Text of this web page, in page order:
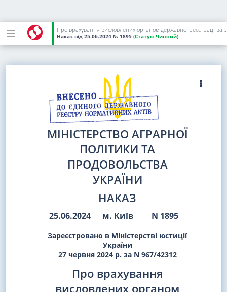
Про врахування висловлених органом державної реєстрації зауважень до наказу Міністерства аграрної політики та продовольства України від 06 червня 2024 року N 1759
Наказ від 25.06.2024 № 1895 (Статус: Чинний)
МІНІСТЕРСТВО АГРАРНОЇ
ПОЛІТИКИ ТА
ПРОДОВОЛЬСТВА
УКРАЇНИ
НАКАЗ
25.06.2024 м. Київ N 1895
Зареєстровано в Міністерстві юстиції
України
27 червня 2024 р. за N 967/42312
Про врахування
висловлених органом